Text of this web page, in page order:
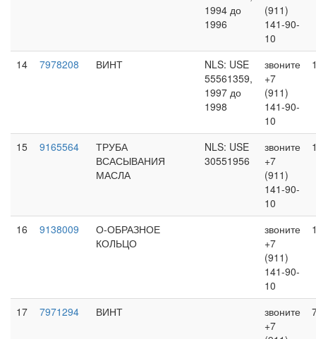
1994 до
1996
(911)
141-90-
10
14
7978208 ВИНТ
NLS: USE
55561359,
1997 до
1998
звоните
+7
(911)
141-90-
10
15 9165564
ТРУБА
ВСАСЫВАНИЯ
МАСЛА
NLS: USE
30551956
звоните
+7
(911)
141-90-
10
16 9138009
О-ОБРАЗНОЕ
КОЛЬЦО
звоните
+7
(911)
141-90-
10
17 7971294 ВИНТ
звоните
+7